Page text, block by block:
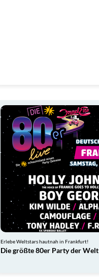
Erlebe Weltstars hautnah in Frankfurt!
Die größte 80er Party der Welt